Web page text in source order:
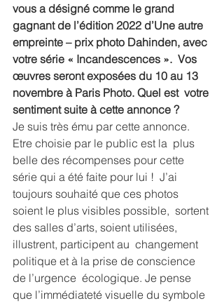
vous a désigné comme le grand
gagnant de l’édition 2022 d’Une autre
empreinte – prix photo Dahinden, avec
votre série « Incandescences ».  Vos
œuvres seront exposées du 10 au 13
novembre à Paris Photo. Quel est  votre
sentiment suite à cette annonce ?
Je suis très ému par cette annonce.
Etre choisie par le public est la  plus
belle des récompenses pour cette
série qui a été faite pour lui !  J’ai
toujours souhaité que ces photos
soient le plus visibles possible,  sortent
des salles d’arts, soient utilisées,
illustrent, participent au  changement
politique et à la prise de conscience
de l’urgence  écologique. Je pense
que l’immédiateté visuelle du symbole